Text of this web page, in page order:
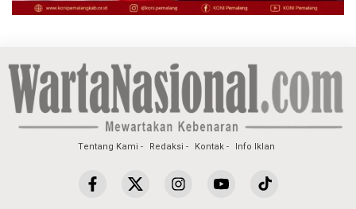
Tentang Kami Redaksi Kontak Info Iklan